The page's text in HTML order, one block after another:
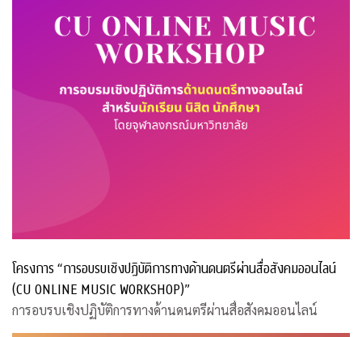
โครงการ “การอบรบเชิงปฏิบัติการทางด้านดนตรีผ่านสื่อสังคมออนไลน์
(CU ONLINE MUSIC WORKSHOP)”
การอบรบเชิงปฏิบัติการทางด้านดนตรีผ่านสื่อสังคมออนไลน์